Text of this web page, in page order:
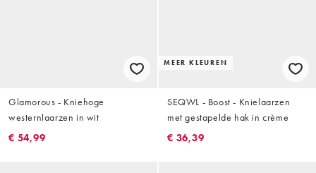
Glamorous - Kniehoge
westernlaarzen in wit
€ 54,99
MEER KLEUREN
SEQWL - Boost - Knielaarzen
met gestapelde hak in crème
€ 36,39